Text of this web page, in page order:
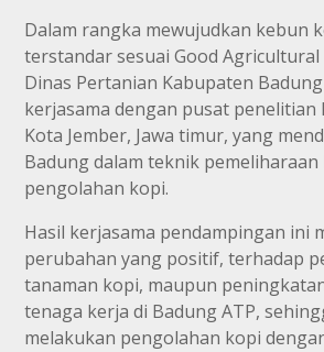
Dalam rangka mewujudkan kebun
terstandar sesuai Good Agricultural
Dinas Pertanian Kabupaten
kerjasama dengan pusat penelitian
Kota Jember, Jawa timur, yang
Badung dalam teknik pemeliharaan
pengolahan kopi.
Hasil kerjasama pendampingan ini
perubahan yang positif, terhadap
tanaman kopi, maupun
tenaga kerja di Badung ATP,
melakukan pengolahan kopi